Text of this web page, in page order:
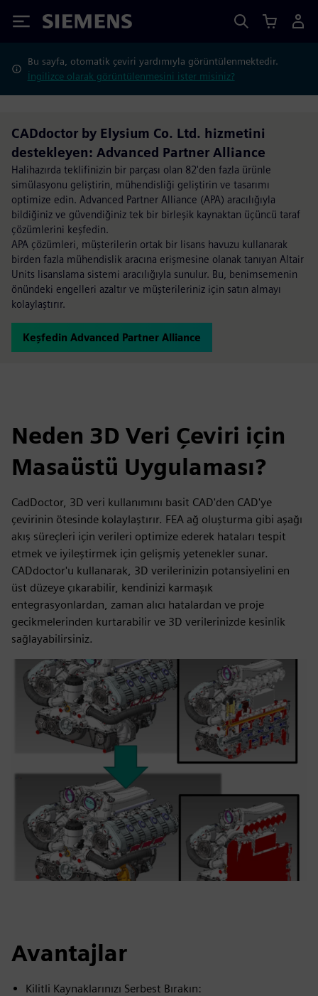
Siemens
Bu sayfa, otomatik çeviri yardımıyla görüntülenmektedir.
İngilizce olarak görüntülenmesini ister misiniz?
CADdoctor by Elysium Co. Ltd. hizmetini
destekleyen: Advanced Partner Alliance
Halihazırda teklifinizin bir parçası olan 82'den fazla ürünle
simülasyonu geliştirin, mühendisliği geliştirin ve tasarımı
optimize edin. Advanced Partner Alliance (APA) aracılığıyla
bildiğiniz ve güvendiğiniz tek bir birleşik kaynaktan üçüncü taraf
çözümlerini keşfedin.
APA çözümleri, müşterilerin ortak bir lisans havuzu kullanarak
birden fazla mühendislik aracına erişmesine olanak tanıyan Altair
Units lisanslama sistemi aracılığıyla sunulur. Bu, benimsemenin
önündeki engelleri azaltır ve müşterileriniz için satın almayı
kolaylaştırır.
Keşfedin Advanced Partner Alliance
Neden 3D Veri Çeviri için
Masaüstü Uygulaması?
CadDoctor, 3D veri kullanımını basit CAD'den CAD'ye
çevirinin ötesinde kolaylaştırır. FEA ağ oluşturma gibi aşağı
akış süreçleri için verileri optimize ederek hataları tespit
etmek ve iyileştirmek için gelişmiş yetenekler sunar.
CADdoctor'u kullanarak, 3D verilerinizin potansiyelini en
üst düzeye çıkarabilir, kendinizi karmaşık
entegrasyonlardan, zaman alıcı hatalardan ve proje
gecikmelerinden kurtarabilir ve 3D verilerinizde kesinlik
sağlayabilirsiniz.
Avantajlar
Kilitli Kaynaklarınızı Serbest Bırakın: